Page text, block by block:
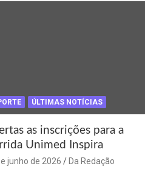
ÚLTIMAS NOTÍCIAS
as inscrições para a
Unimed Inspira
junho de 2026 Da Redação